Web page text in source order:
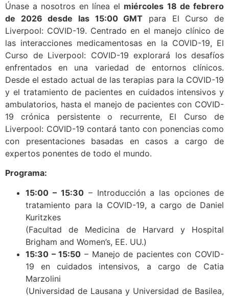
Únase a nosotros en línea el miércoles 18 de febrero
de 2026 desde las 15:00 GMT para El Curso de
Liverpool: COVID-19. Centrado en el manejo clínico de
las interacciones medicamentosas en la COVID-19, El
Curso de Liverpool: COVID-19 explorará los desafíos
enfrentados en una variedad de entornos clínicos.
Desde el estado actual de las terapias para la COVID-19
y el tratamiento de pacientes en cuidados intensivos y
ambulatorios, hasta el manejo de pacientes con COVID-
19 crónica persistente o recurrente, El Curso de
Liverpool: COVID-19 contará tanto con ponencias como
con presentaciones basadas en casos a cargo de
expertos ponentes de todo el mundo.
Programa:
15:00 – 15:30– Introducción a las opciones de
tratamiento para la COVID-19, a cargo de Daniel
Kuritzkes
(Facultad de Medicina de Harvard y Hospital
Brigham and Women’s, EE. UU.)
15:30 – 15:50 – Manejo de pacientes con COVID-
19 en cuidados intensivos, a cargo de Catia
Marzolini
(Universidad de Lausana y Universidad de Basilea,